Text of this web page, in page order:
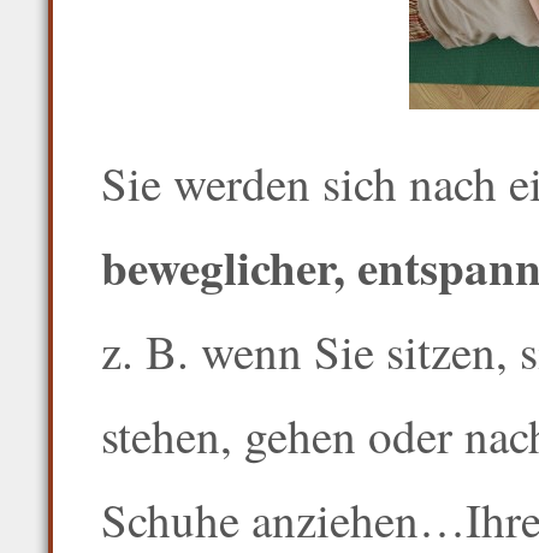
Sie werden sich nach
beweglicher,
z. B. wenn Sie sitzen,
stehen, gehen oder
Schuhe